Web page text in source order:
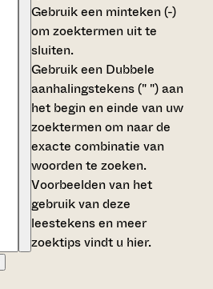
Gebruik een minteken (-)
om zoektermen uit te
sluiten.
Gebruik een Dubbele
aanhalingstekens (" ")aan
het begin en einde van uw
zoektermen om naar de
exacte combinatie van
woorden te zoeken.
Voorbeelden van het
gebruik van deze
leestekens en meer
zoektips vindt u hier.